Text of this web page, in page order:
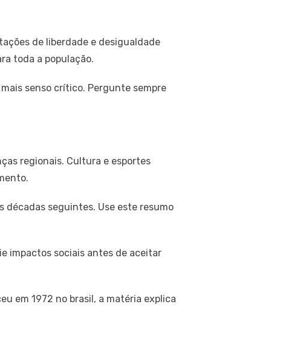
de liberdade e desigualdade
toda a população.
senso crítico. Pergunte sempre
regionais. Cultura e esportes
décadas seguintes. Use este resumo
impactos sociais antes de aceitar
em 1972 no brasil, a matéria explica